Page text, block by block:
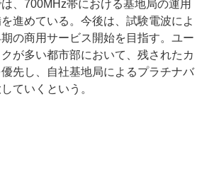
、700MHz帯における基地局の運用
進めている。今後は、試験電波によ
の商用サービス開始を目指す。ユー
が多い都市部において、残されたカ
先し、自社基地局によるプラチナバ
ていくという。